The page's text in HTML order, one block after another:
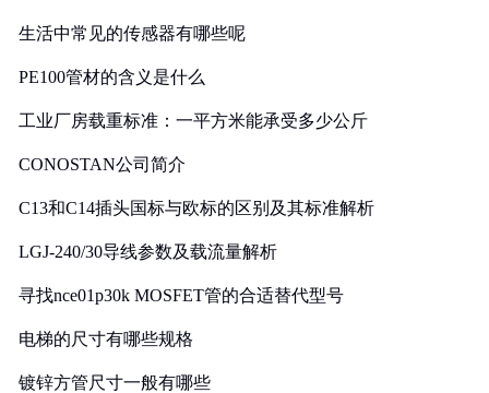
生活中常见的传感器有哪些呢
PE100管材的含义是什么
工业厂房载重标准：一平方米能承受多少公斤
CONOSTAN公司简介
C13和C14插头国标与欧标的区别及其标准解析
LGJ-240/30导线参数及载流量解析
寻找nce01p30k MOSFET管的合适替代型号
电梯的尺寸有哪些规格
镀锌方管尺寸一般有哪些